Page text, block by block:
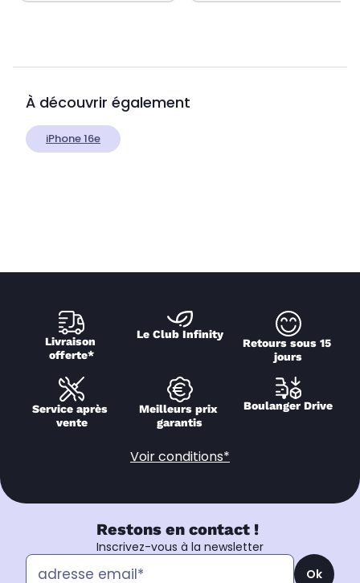
À découvrir également
iPhone 16e
Livraison
offerte*
Le Club Infinity
Retours sous 15
jours
Service après
vente
Meilleurs prix
garantis
Boulanger Drive
Voir conditions*
Restons en contact !
Inscrivez-vous à la newsletter
Ok